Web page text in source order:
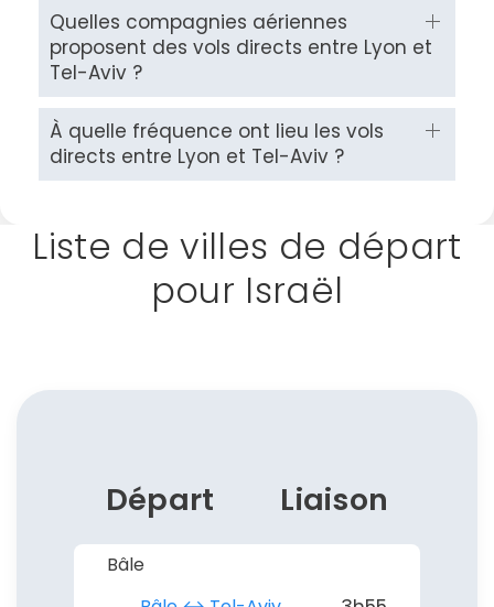
Quelles compagnies aériennes
proposent des vols directs entre Lyon et
Tel-Aviv ?
À quelle fréquence ont lieu les vols
directs entre Lyon et Tel-Aviv ?
Liste de villes de départ
pour Israël
Départ Liaison
Bâle
Continuer avec Apple